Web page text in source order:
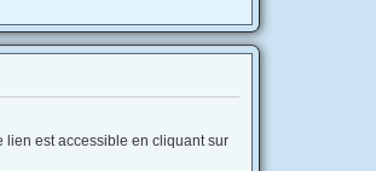
est accessible en cliquant sur